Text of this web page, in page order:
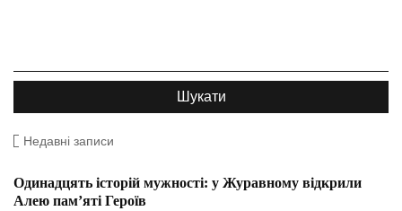
Недавні записи
Одинадцять історій мужності: у Журавному відкрили
Алею пам’яті Героїв